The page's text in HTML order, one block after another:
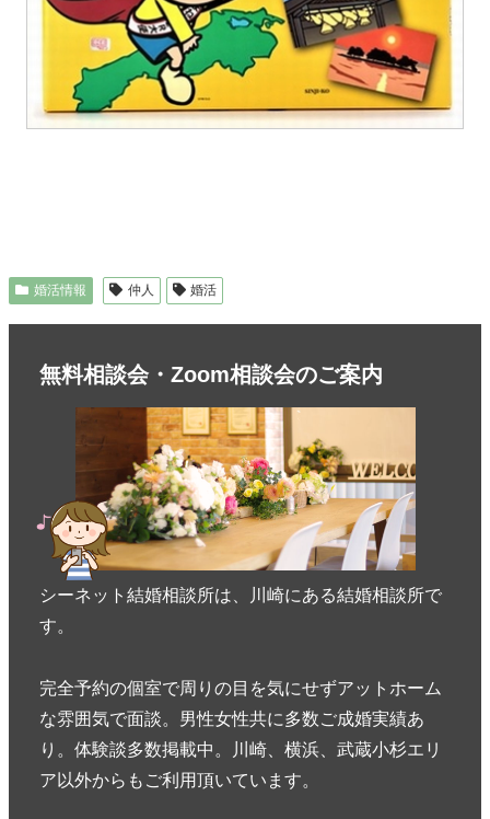
婚活情報 仲人 婚活
無料相談会・Zoom相談会のご案内
シーネット結婚相談所は、川崎にある結婚相談所で
す。
完全予約の個室で周りの目を気にせずアットホーム
な雰囲気で面談。男性女性共に多数ご成婚実績あ
り。体験談多数掲載中。川崎、横浜、武蔵小杉エリ
ア以外からもご利用頂いています。